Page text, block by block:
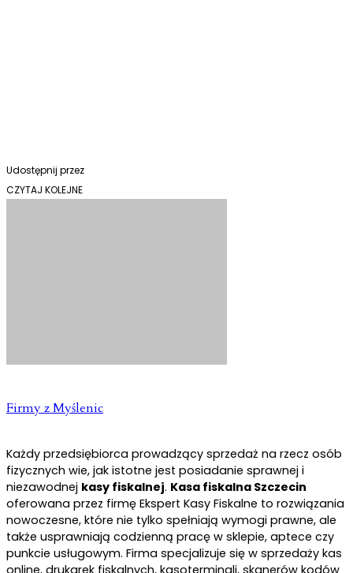
Udostępnij przez
CZYTAJ KOLEJNE
Firmy z Myślenic
Każdy przedsiębiorca prowadzący sprzedaż na rzecz osób
fizycznych wie, jak istotne jest posiadanie sprawnej i
niezawodnej kasy fiskalnej. Kasa fiskalna Szczecin
oferowana przez firmę Ekspert Kasy Fiskalne to rozwiązania
nowoczesne, które nie tylko spełniają wymogi prawne, ale
także usprawniają codzienną pracę w sklepie, aptece czy
punkcie usługowym. Firma specjalizuje się w sprzedaży kas